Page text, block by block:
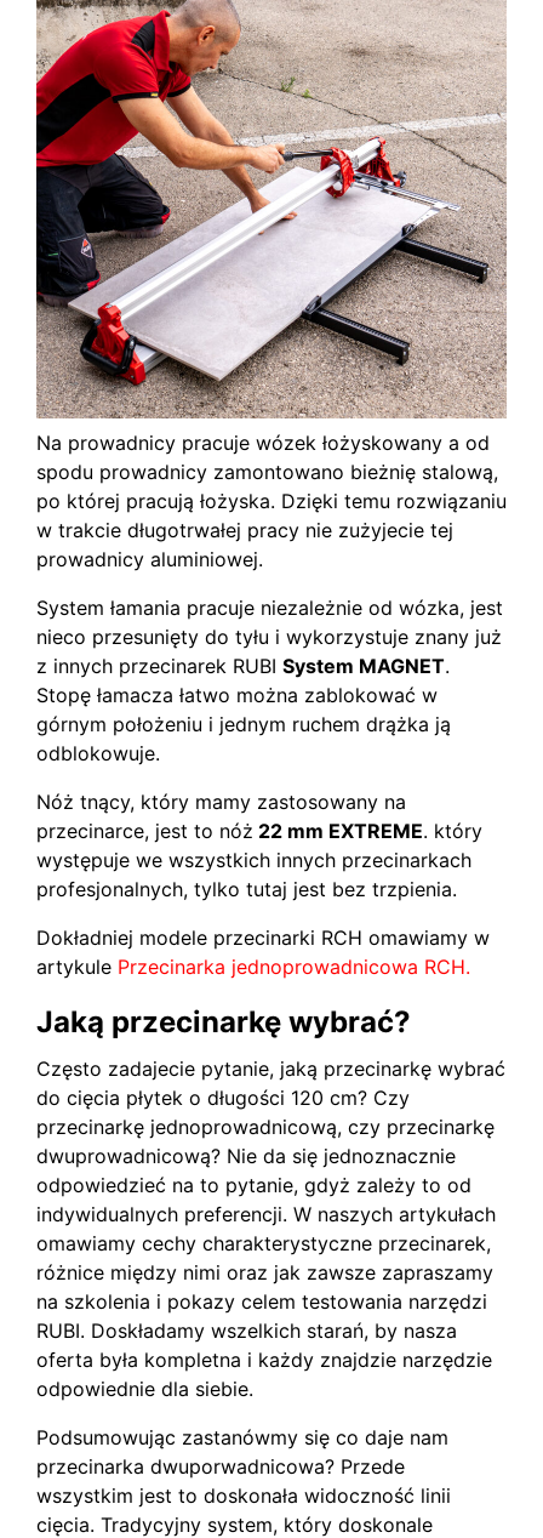
Na prowadnicy pracuje wózek łożyskowany a od
spodu prowadnicy zamontowano bieżnię stalową,
po której pracują łożyska. Dzięki temu rozwiązaniu
w trakcie długotrwałej pracy nie zużyjecie tej
prowadnicy aluminiowej.
System łamania pracuje niezależnie od wózka, jest
nieco przesunięty do tyłu i wykorzystuje znany już
z innych przecinarek RUBI System MAGNET.
Stopę łamacza łatwo można zablokować w
górnym położeniu i jednym ruchem drążka ją
odblokowuje.
Nóż tnący, który mamy zastosowany na
przecinarce, jest to nóż 22 mm EXTREME. który
występuje we wszystkich innych przecinarkach
profesjonalnych, tylko tutaj jest bez trzpienia.
Dokładniej modele przecinarki RCH omawiamy w
artykule Przecinarka jednoprowadnicowa RCH.
Jaką przecinarkę wybrać?
Często zadajecie pytanie, jaką przecinarkę wybrać
do cięcia płytek o długości 120 cm? Czy
przecinarkę jednoprowadnicową, czy przecinarkę
dwuprowadnicową? Nie da się jednoznacznie
odpowiedzieć na to pytanie, gdyż zależy to od
indywidualnych preferencji. W naszych artykułach
omawiamy cechy charakterystyczne przecinarek,
różnice między nimi oraz jak zawsze zapraszamy
na szkolenia i pokazy celem testowania narzędzi
RUBI. Doskładamy wszelkich starań, by nasza
oferta była kompletna i każdy znajdzie narzędzie
odpowiednie dla siebie.
Podsumowując zastanówmy się co daje nam
przecinarka dwuporwadnicowa? Przede
wszystkim jest to doskonała widoczność linii
cięcia. Tradycyjny system, który doskonale